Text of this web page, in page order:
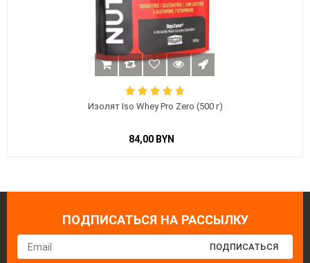
Изолят Iso Whey Pro Zero (500 г)
84,00 BYN
ПОДПИСАТЬСЯ НА РАССЫЛКУ